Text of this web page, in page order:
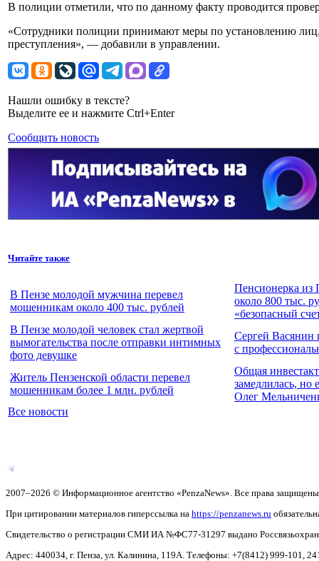
В полиции отметили, что по данному факту проводится
«Сотрудники полиции принимают меры по установлению
преступления», — добавили в управлении.
Нашли ошибку в тексте?
Выделите ее и нажмите Ctrl+Enter
Сообщить новость
Читайте также
В Пензе молодой мужчина перевел
мошенникам около 400 тыс. рублей
Пенсионерка из
около 800 тыс.
«безопасный
В Пензе молодой человек стал жертвой
вымогательства после отправки интимных
фото девушке
Сергей Васянин
с
Житель Пензенской области перевел
мошенникам более 1 млн. рублей
Общая
замедлилась, но
Олег
Все новости
2007–2026 © Информационное агентство «PenzaNews». Все права
При цитировании материалов гиперссылка на https://penzanews.ru
Свидетельство о регистрации СМИ ИА №ФС77-31297 выдано
Адрес: 440034, г. Пенза, ул. Калинина, 119А. Телефоны: +7(8412) 999-101,